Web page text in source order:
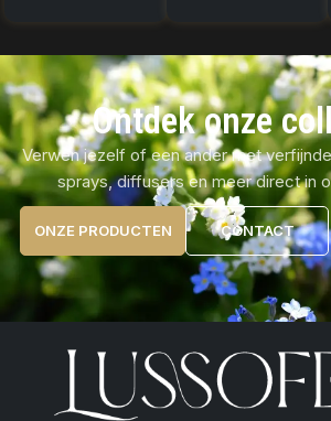
Ontdek onze
Verwen jezelf of een ander met
sprays, diffusers en meer direct in
ONZE PRODUCTEN CONTACT